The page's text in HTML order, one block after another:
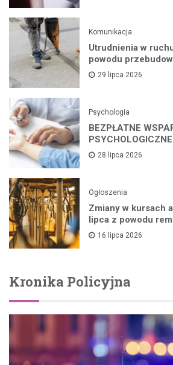
Komunikacja
Utrudnienia w
powodu
29 lipca 2026
Psychologia
BEZPŁATNE
28 lipca 2026
Ogłoszenia
Zmiany w kursach
lipca z powodu
16 lipca 2026
Kronika Policyjna